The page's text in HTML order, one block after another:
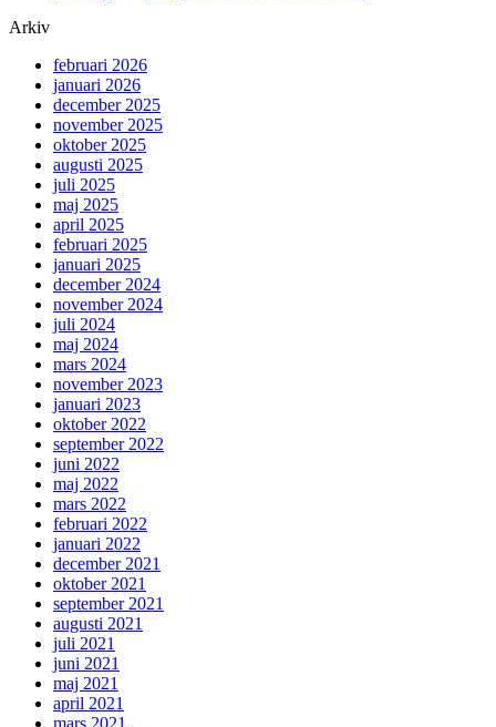
Arkiv
februari 2026
januari 2026
december 2025
november 2025
oktober 2025
augusti 2025
juli 2025
maj 2025
april 2025
februari 2025
januari 2025
december 2024
november 2024
juli 2024
maj 2024
mars 2024
november 2023
januari 2023
oktober 2022
september 2022
juni 2022
maj 2022
mars 2022
februari 2022
januari 2022
december 2021
oktober 2021
september 2021
augusti 2021
juli 2021
juni 2021
maj 2021
april 2021
mars 2021